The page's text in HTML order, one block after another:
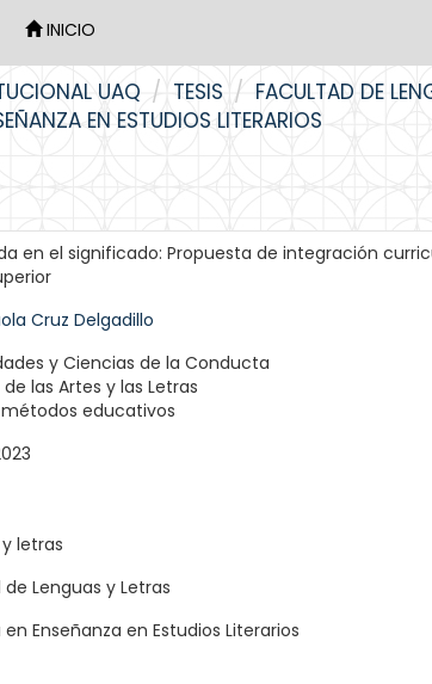
INICIO
UAQ TESIS FACULTAD DE
EN ESTUDIOS LITERARIOS
en el significado: Propuesta de integración
Cruz Delgadillo
y Ciencias de la Conducta
las Artes y las Letras
educativos
letras
Lenguas y Letras
Enseñanza en Estudios Literarios